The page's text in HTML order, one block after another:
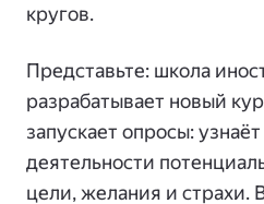
кругов.
Представьте: школа
разрабатывает новый
запускает опросы:
деятельности
цели, желания и страхи.